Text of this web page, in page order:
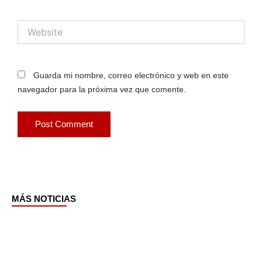
Guarda mi nombre, correo electrónico y web en este
navegador para la próxima vez que comente.
MÁS NOTICIAS